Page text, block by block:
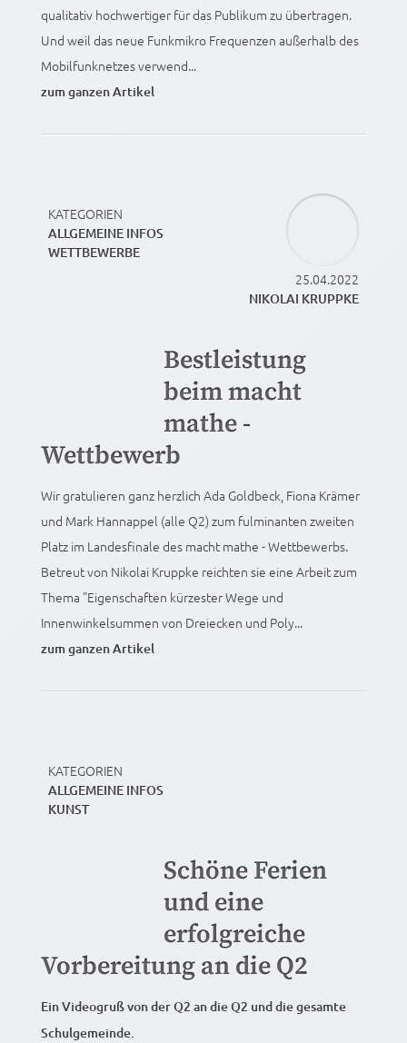
qualitativ hochwertiger für das Publikum zu übertragen.
Und weil das neue Funkmikro Frequenzen außerhalb des
Mobilfunknetzes verwend...
zum ganzen Artikel
KATEGORIEN
ALLGEMEINE INFOS
WETTBEWERBE
25.04.2022
NIKOLAI KRUPPKE
Bestleistung
beim macht
mathe -
Wettbewerb
Wir gratulieren ganz herzlich Ada Goldbeck, Fiona Krämer
und Mark Hannappel (alle Q2) zum fulminanten zweiten
Platz im Landesfinale des macht mathe - Wettbewerbs.
Betreut von Nikolai Kruppke reichten sie eine Arbeit zum
Thema "Eigenschaften kürzester Wege und
Innenwinkelsummen von Dreiecken und Poly...
zum ganzen Artikel
KATEGORIEN
ALLGEMEINE INFOS
KUNST
Schöne Ferien
und eine
erfolgreiche
Vorbereitung an die Q2
Ein Videogruß von der Q2 an die Q2 und die gesamte
Schulgemeinde.